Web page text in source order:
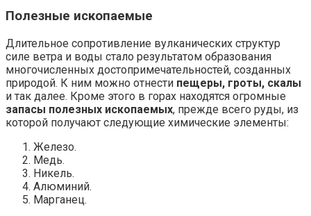
Полезные ископаемые
Длительное сопротивление вулканических структур
силе ветра и воды стало результатом образования
многочисленных достопримечательностей, созданных
природой. К ним можно отнести пещеры, гроты, скалы
и так далее. Кроме этого в горах находятся огромные
запасы полезных ископаемых, прежде всего руды, из
которой получают следующие химические элементы:
Железо.
Медь.
Никель.
Алюминий.
Марганец.